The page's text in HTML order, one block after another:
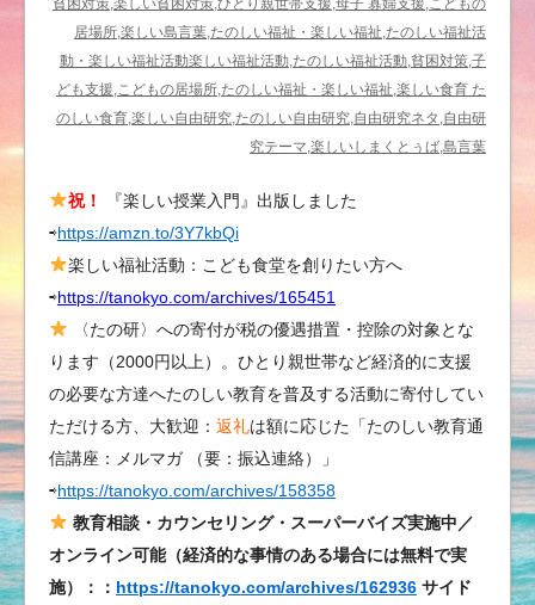
し
て
み
る」
居場所,楽しい島言葉,たのしい福祉・楽しい福祉,たのしい福祉活
動・楽しい福祉活動楽しい福祉活動,たのしい福祉活動,貧困対策,子
ども支援,こどもの居場所,たのしい福祉・楽しい福祉,楽しい食育 た
のしい食育,楽しい自由研究,たのしい自由研究,自由研究ネタ,自由研
究テーマ,楽しいしまくとぅば,島言葉
祝！
『楽しい授業入門』出版しました
⇨https://amzn.to/3Y7kbQi
楽しい福祉活動：こども食堂を創りたい方へ
⇨https://tanokyo.com/archives/165451
〈たの研〉への寄付が税の優遇措置・控除の対象とな
ります（2000円以上）。ひとり親世帯など経済的に支援
の必要な方達へたのしい教育を普及する活動に寄付してい
ただける方、大歓迎： 返礼は額に応じた「たのしい教育通
信講座：メルマガ （要：振込連絡）」
⇨https://tanokyo.com/archives/158358
教育相談・カウンセリング・スーパーバイズ実施中／
オンライン可能（経済的な事情のある場合には無料で実
施）：： https://tanokyo.com/archives/162936 サイド